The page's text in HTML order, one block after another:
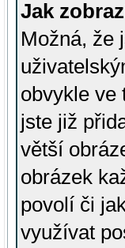
Jak
Možná, že
obvykle ve
jste již
větší
obrázek
povolí či
využívat